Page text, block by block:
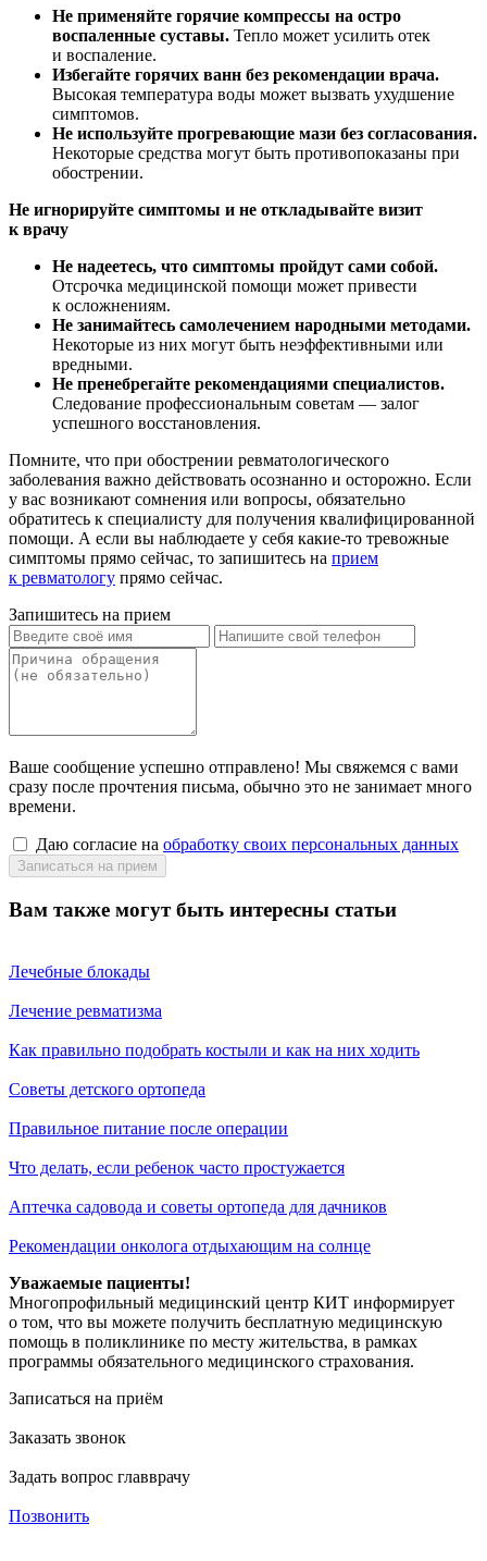
Не применяйте горячие компрессы на остро
воспаленные суставы. Тепло может усилить отек
и воспаление.
Избегайте горячих ванн без рекомендации врача.
Высокая температура воды может вызвать ухудшение
симптомов.
Не используйте прогревающие мази без согласования.
Некоторые средства могут быть противопоказаны при
обострении.
Не игнорируйте симптомы и не откладывайте визит
к врачу
Не надеетесь, что симптомы пройдут сами собой.
Отсрочка медицинской помощи может привести
к осложнениям.
Не занимайтесь самолечением народными методами.
Некоторые из них могут быть неэффективными или
вредными.
Не пренебрегайте рекомендациями специалистов.
Следование профессиональным советам — залог
успешного восстановления.
Помните, что при обострении ревматологического
заболевания важно действовать осознанно и осторожно. Если
у вас возникают сомнения или вопросы, обязательно
обратитесь к специалисту для получения квалифицированной
помощи. А если вы наблюдаете у себя какие-то тревожные
симптомы прямо сейчас, то запишитесь на прием
к ревматологу прямо сейчас.
Запишитесь на прием
Ваше сообщение успешно отправлено! Мы свяжемся с вами
сразу после прочтения письма, обычно это не занимает много
времени.
Даю согласие на обработку своих персональных данных
Вам также могут быть интересны статьи
Лечебные блокады
Лечение ревматизма
Как правильно подобрать костыли и как на них ходить
Советы детского ортопеда
Правильное питание после операции
Что делать, если ребенок часто простужается
Аптечка садовода и советы ортопеда для дачников
Рекомендации онколога отдыхающим на солнце
Уважаемые пациенты!
Многопрофильный медицинский центр КИТ информирует
о том, что вы можете получить бесплатную медицинскую
помощь в поликлинике по месту жительства, в рамках
программы обязательного медицинского страхования.
Записаться на приём
Заказать звонок
Задать вопрос главврачу
Позвонить